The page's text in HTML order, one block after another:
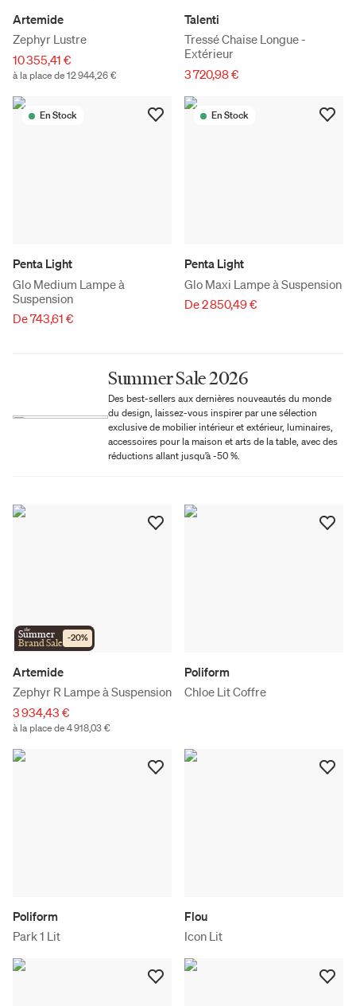
Artemide
Zephyr Lustre
10 355,41 €
à la place de 12 944,26 €
Talenti
Tressé Chaise Longue -
Extérieur
3 720,98 €
En Stock
Penta Light
Glo Medium Lampe à
Suspension
De 743,61 €
En Stock
Penta Light
Glo Maxi Lampe à Suspension
De 2 850,49 €
Summer Sale 2026
Des best-sellers aux dernières nouveautés du monde
du design, laissez-vous inspirer par une sélection
exclusive de mobilier intérieur et extérieur, luminaires,
accessoires pour la maison et arts de la table, avec des
réductions allant jusqu’à -50 %.
the
Summer
Brand Sale -20%
Artemide
Zephyr R Lampe à Suspension
3 934,43 €
à la place de 4 918,03 €
Poliform
Chloe Lit Coffre
Poliform
Park 1 Lit
Flou
Icon Lit